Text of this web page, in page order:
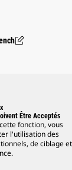
Être Acceptés
fonction, vous
l'utilisation des
de ciblage et